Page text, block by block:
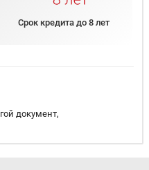
Срок кредита до 8 лет
документ,